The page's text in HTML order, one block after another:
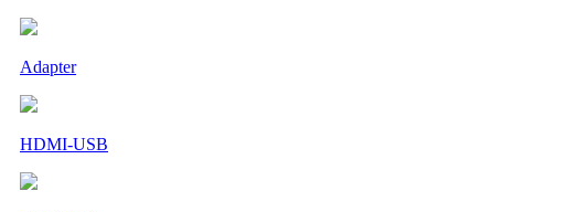
Adapter
HDMI-USB